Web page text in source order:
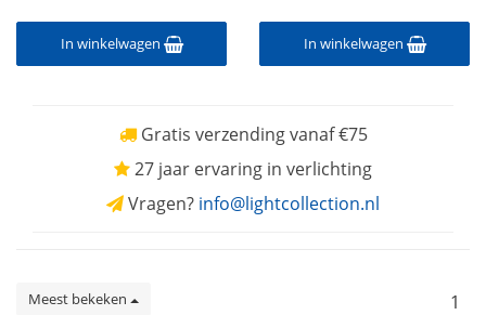
In winkelwagen In winkelwagen
Gratis verzending vanaf €75
27 jaar ervaring in verlichting
Vragen? info@lightcollection.nl
Meest bekeken 1